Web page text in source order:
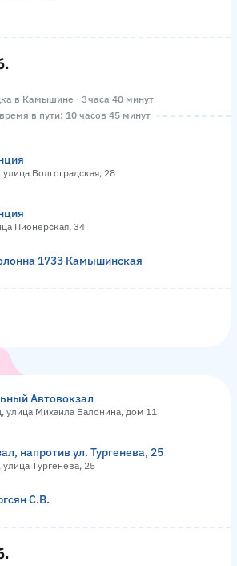
в Камышине · 3 часа 40 минут
в пути: 10 часов 45 минут
Волгоградская, 28
Пионерская, 34
1733 Камышинская
Автовокзал
улица Михаила Балонина, дом 11
напротив ул. Тургенева, 25
Тургенева, 25
С.В.